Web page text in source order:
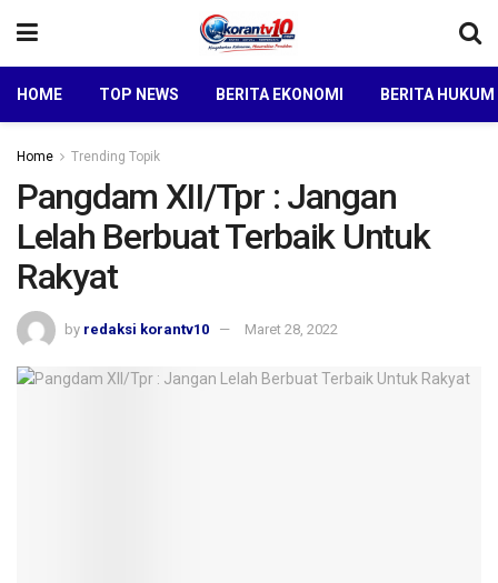
HOME TOP NEWS BERITA EKONOMI BERITA
Home Trending Topik
Pangdam XII/Tpr : Jangan
Lelah Berbuat Terbaik Untuk
Rakyat
by redaksi korantv10 Maret 28, 2022